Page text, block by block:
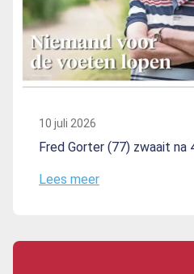
10 juli 2026
Fred Gorter (77) zwaait na
Lees meer